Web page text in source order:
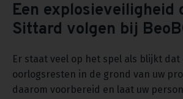
Een explosieveiligheid
Sittard volgen bij
Er staat veel op het spel als blijkt
oorlogsresten in de grond van uw
daarom voorbereid en laat uw